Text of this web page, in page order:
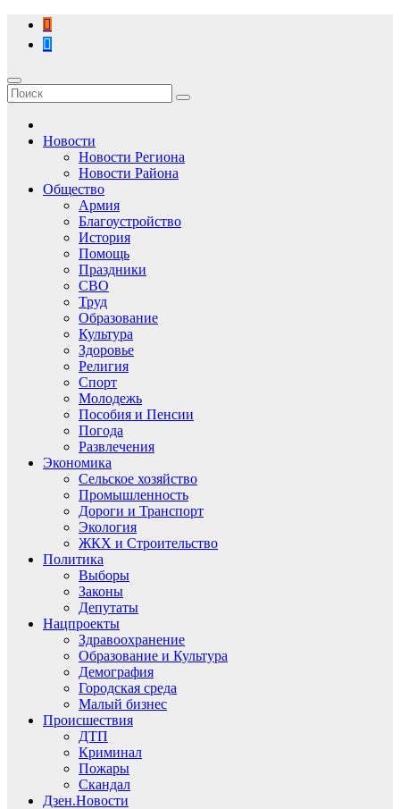
Перейти
содержимому
Новости
Новости Региона
Новости Района
Общество
Армия
Благоустройство
История
Помощь
Праздники
СВО
Труд
Образование
Культура
Здоровье
Религия
Спорт
Молодежь
Пособия и Пенсии
Погода
Развлечения
Экономика
Сельское хозяйство
Промышленность
Дороги и Транспорт
Экология
ЖКХ и Строительство
Политика
Выборы
Законы
Депутаты
Нацпроекты
Здравоохранение
Образование и Культура
Демография
Городская среда
Малый бизнес
Происшествия
ДТП
Криминал
Пожары
Скандал
Дзен.Новости